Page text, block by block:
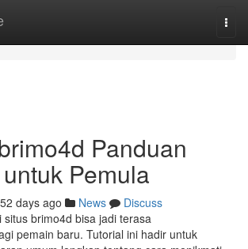
Panduan
Pemula
52 days ago News
Discuss
situs brimo4d bisa jadi terasa
pemain baru. Tutorial ini hadir untuk